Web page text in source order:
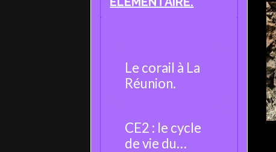
Le corail à La
Réunion.
CE2 : le cycle
de vie du